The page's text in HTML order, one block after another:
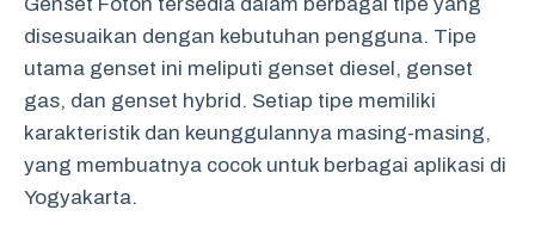
disesuaikan dengan kebutuhan pengguna. Tipe
utama genset ini meliputi genset diesel, genset
gas, dan genset hybrid. Setiap tipe memiliki
karakteristik dan keunggulannya masing-masing,
yang membuatnya cocok untuk berbagai aplikasi di
Yogyakarta.